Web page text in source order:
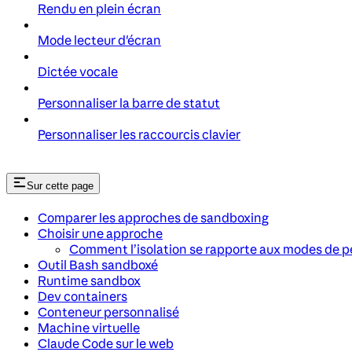
Rendu en plein écran
Mode lecteur d'écran
Dictée vocale
Personnaliser la barre de statut
Personnaliser les raccourcis clavier
Sur cette page
Comparer les approches de sandboxing
Choisir une approche
Comment l’isolation se rapporte aux modes de
Outil Bash sandboxé
Runtime sandbox
Dev containers
Conteneur personnalisé
Machine virtuelle
Claude Code sur le web